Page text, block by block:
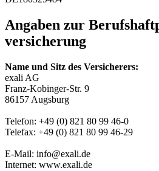
Angaben zur
versicherung
Name und Sitz des Versicherers:
exali AG
Franz-Kobinger-Str. 9
86157 Augsburg
Telefon: +49 (0) 821 80 99 46-0
Telefax: +49 (0) 821 80 99 46-29
E-Mail: info@exali.de
Internet: www.exali.de